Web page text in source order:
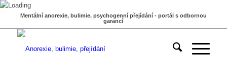
Mentální anorexie, bulimie, psychogenní přejídání - portál s odbornou
garancí